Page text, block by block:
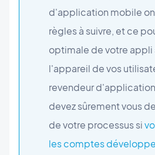
d'application mobile
règles à suivre, et ce
optimale de votre appli
l'appareil de vos
revendeur
devez sûrement vous
de votre processus si
les comptes